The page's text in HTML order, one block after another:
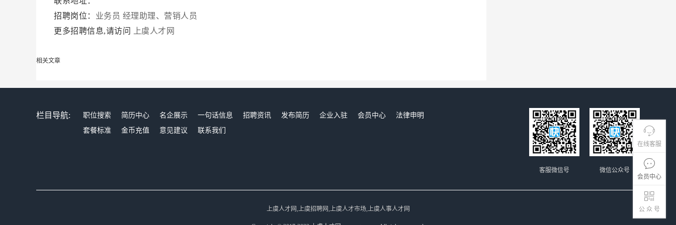
在线客服
会员中心
公 众 号
招聘岗位： 业务员 经理助理、营销人员
更多招聘信息,请访问
上虞人才网
相关文章
栏目导航: 职位搜索 简历中心 名企展示 一句话信息 招聘资讯 发布简历 企业入驻 会员中心
法律申明
套餐标准
金币充值 意见建议 联系我们
微信公众号
客服微信号
上虞人才网,上虞招聘网,上虞人才市场,上虞人事人才网